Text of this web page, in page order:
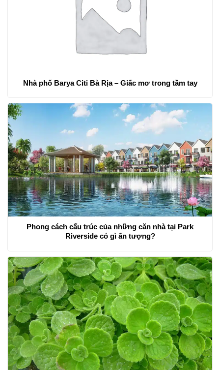
Nhà phố Barya Citi Bà Rịa – Giấc mơ trong tầm tay
Phong cách cấu trúc của những căn nhà tại Park
Riverside có gì ấn tượng?